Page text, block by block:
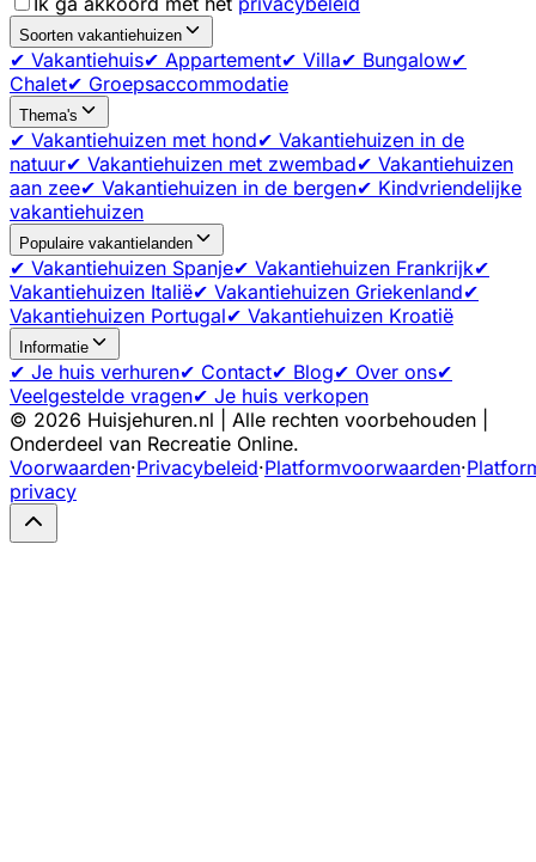
Soorten vakantiehuizen
✔ Vakantiehuis✔ Appartement✔ Villa✔ Bungalow✔
Chalet✔ Groepsaccommodatie
Thema's
✔ Vakantiehuizen met hond✔ Vakantiehuizen in de
natuur✔ Vakantiehuizen met zwembad✔ Vakantiehuizen
aan zee✔ Vakantiehuizen in de bergen✔ Kindvriendelijke
vakantiehuizen
Populaire vakantielanden
✔ Vakantiehuizen Spanje✔ Vakantiehuizen Frankrijk✔
Vakantiehuizen Italië✔ Vakantiehuizen Griekenland✔
Vakantiehuizen Portugal✔ Vakantiehuizen Kroatië
Informatie
✔ Je huis verhuren✔ Contact✔ Blog✔ Over ons✔
Veelgestelde vragen✔ Je huis verkopen
© 2026 Huisjehuren.nl | Alle rechten voorbehouden |
Onderdeel van Recreatie Online.
Voorwaarden·Privacybeleid·Platformvoorwaarden·
privacy